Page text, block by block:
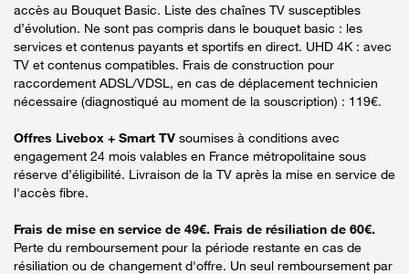
accès au Bouquet Basic. Liste des chaînes TV susceptibles
d’évolution. Ne sont pas compris dans le bouquet basic : les
services et contenus payants et sportifs en direct. UHD 4K : avec
TV et contenus compatibles. Frais de construction pour
raccordement ADSL/VDSL, en cas de déplacement technicien
nécessaire (diagnostiqué au moment de la souscription) : 119€.
Offres Livebox + Smart TV soumises à conditions avec
engagement 24 mois valables en France métropolitaine sous
réserve d’éligibilité. Livraison de la TV après la mise en service de
l'accès fibre.
Frais de mise en service de 49€. Frais de résiliation de 60€.
Perte du remboursement pour la période restante en cas de
résiliation ou de changement d'offre. Un seul remboursement par